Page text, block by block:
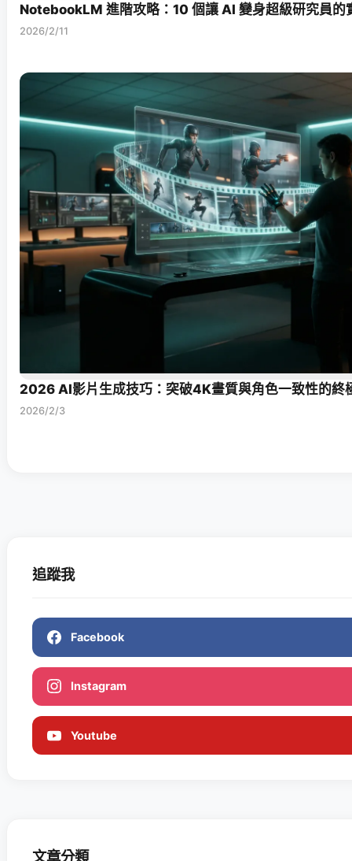
NotebookLM 進階攻略：10 個讓 AI 變身超級研究員的
2026/2/11
2026 AI影片生成技巧：突破4K畫質與角色一致性的終
2026/2/3
追蹤我
Facebook
Instagram
Youtube
文章分類